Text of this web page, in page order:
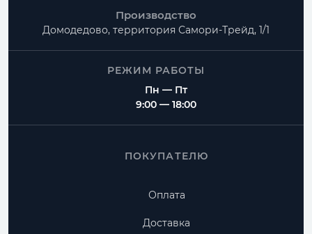
Производство
Домодедово, территория Самори-Трейд, 1/1
РЕЖИМ РАБОТЫ
Пн — Пт
9:00 — 18:00
ПОКУПАТЕЛЮ
Оплата
Доставка